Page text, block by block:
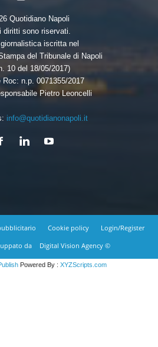
Quotidiano Napoli
diritti sono riservati.
iscritta nel
del Tribunale di Napoli
10 del 18/05/2017)
Roc: n.p. 0071355/2017
Pietro Leoncelli
info@quotidianonapoli.it
Cookie policy
Login/Register
da
Digital Vision Agency ©
Powered By : XYZScripts.com